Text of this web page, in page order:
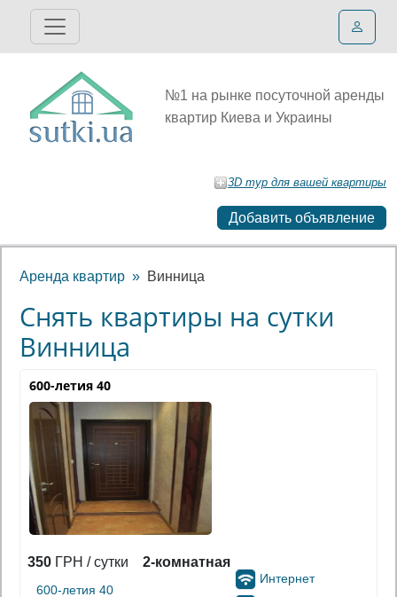
№1 на рынке посуточной аренды
квартир Киева и Украины
3D тур для вашей квартиры
Добавить объявление
Аренда квартир Винница
Снять квартиры на сутки
Винница
600-летия 40
350 ГРН / сутки 2-комнатная
600-летия 40
Интернет